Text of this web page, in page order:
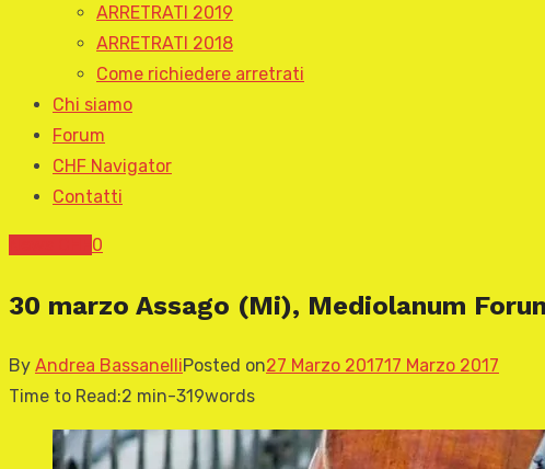
ARRETRATI 2019
ARRETRATI 2018
Come richiedere arretrati
Chi siamo
Forum
CHF Navigator
Contatti
0
30 marzo Assago (Mi), Mediolanum
By Andrea BassanelliPosted on27 Marzo 201717 Marzo 2017
Time to Read:2 min-319words